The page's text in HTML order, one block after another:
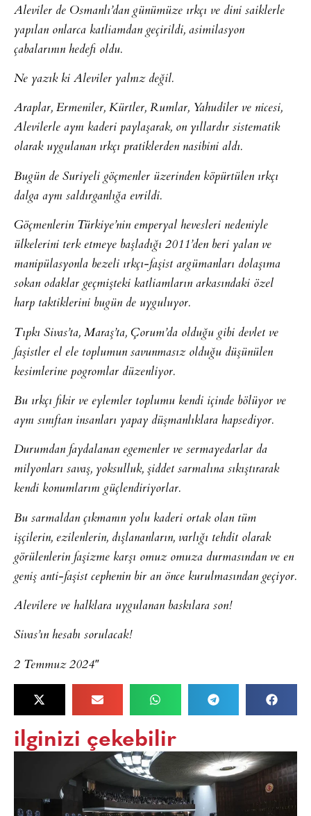
Aleviler de Osmanlı’dan günümüze ırkçı ve dini saiklerle
yapılan onlarca katliamdan geçirildi, asimilasyon
çabalarının hedefi oldu.
Ne yazık ki Aleviler yalnız değil.
Araplar, Ermeniler, Kürtler, Rumlar, Yahudiler ve nicesi,
Alevilerle aynı kaderi paylaşarak, on yıllardır sistematik
olarak uygulanan ırkçı pratiklerden nasibini aldı.
Bugün de Suriyeli göçmenler üzerinden köpürtülen ırkçı
dalga aynı saldırganlığa evrildi.
Göçmenlerin Türkiye’nin emperyal hevesleri nedeniyle
ülkelerini terk etmeye başladığı 2011’den beri yalan ve
manipülasyonla bezeli ırkçı-faşist argümanları dolaşıma
sokan odaklar geçmişteki katliamların arkasındaki özel
harp taktiklerini bugün de uyguluyor.
Tıpkı Sivas’ta, Maraş’ta, Çorum’da olduğu gibi devlet ve
faşistler el ele toplumun savunmasız olduğu düşünülen
kesimlerine pogromlar düzenliyor.
Bu ırkçı fikir ve eylemler toplumu kendi içinde bölüyor ve
aynı sınıftan insanları yapay düşmanlıklara hapsediyor.
Durumdan faydalanan egemenler ve sermayedarlar da
milyonları savaş, yoksulluk, şiddet sarmalına sıkıştırarak
kendi konumlarını güçlendiriyorlar.
Bu sarmaldan çıkmanın yolu kaderi ortak olan tüm
işçilerin, ezilenlerin, dışlananların, varlığı tehdit olarak
görülenlerin faşizme karşı omuz omuza durmasından ve en
geniş anti-faşist cephenin bir an önce kurulmasından geçiyor.
Alevilere ve halklara uygulanan baskılara son!
Sivas’ın hesabı sorulacak!
2 Temmuz 2024″
ilginizi çekebilir